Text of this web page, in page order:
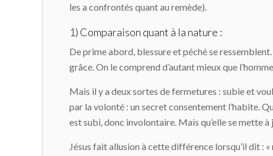
les a confrontés quant au remède).
1) Comparaison quant à la nature :
De prime abord, blessure et péché se
grâce. On le comprend d’autant mieux que
Mais il y a deux sortes de fermetures : subie et
par la volonté : un secret consentement l’habite.
est subi, donc involontaire. Mais qu’elle se mette
Jésus fait allusion à cette différence lorsqu’il dit :